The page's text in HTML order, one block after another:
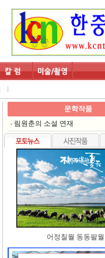
l
문학작품
림원춘의 소설 연재
어정칠월 동동팔월